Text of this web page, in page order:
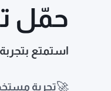
حمّل
استمتع
🚀تجربة